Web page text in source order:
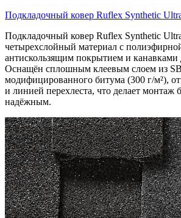
Подкладочный ковер Ruflex Synthetic
Подкладочный ковер Ruflex Synthetic
четырехслойный материал с
антискользящим покрытием и канавками
Оснащён сплошным клеевым слоем из
модифицированного битума (300 г/м²),
и линией перехлеста, что делает монтаж
надёжным.